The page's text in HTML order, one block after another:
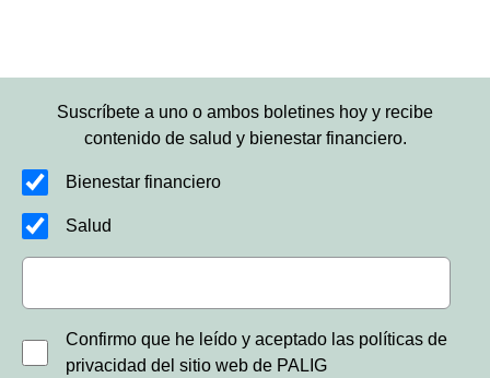
Suscríbete a uno o ambos boletines hoy y recibe
contenido de salud y bienestar financiero.
Bienestar financiero
Salud
Confirmo que he leído y aceptado las políticas de
privacidad del sitio web de PALIG